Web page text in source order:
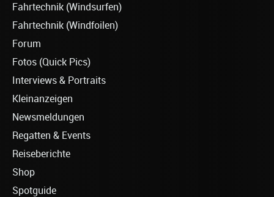
Fahrtechnik (Windsurfen)
Fahrtechnik (Windfoilen)
Forum
Fotos (Quick Pics)
Interviews & Portraits
Kleinanzeigen
Newsmeldungen
Regatten & Events
Reiseberichte
Shop
Spotguide